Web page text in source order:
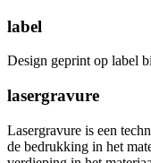
label
Design geprint op label
lasergravure
Lasergravure is een
de bedrukking in het